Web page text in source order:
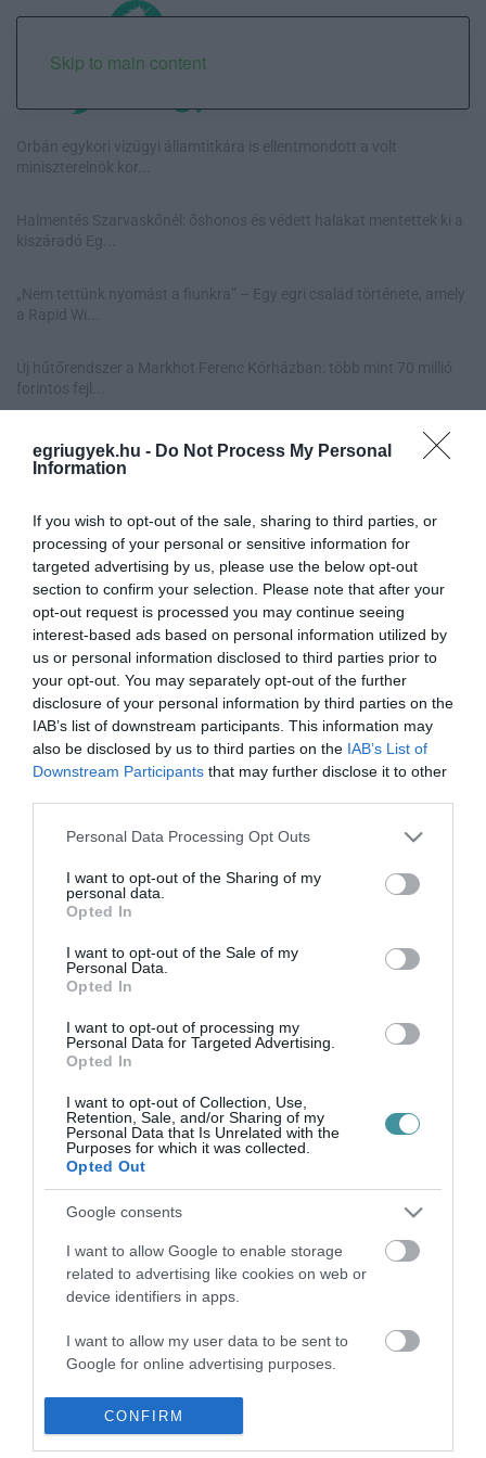
egriugyek.hu - Do Not Process My Personal
Information
If you wish to opt-out of the sale, sharing to third parties, or
processing of your personal or sensitive information for
targeted advertising by us, please use the below opt-out
section to confirm your selection. Please note that after your
opt-out request is processed you may continue seeing
interest-based ads based on personal information utilized by
us or personal information disclosed to third parties prior to
your opt-out. You may separately opt-out of the further
disclosure of your personal information by third parties on the
IAB’s list of downstream participants. This information may
also be disclosed by us to third parties on the IAB’s List of
Downstream Participants that may further disclose it to other
Please note that this website/app uses one or more Google
not limited to your visit or usage behaviour. You may click to
grant or deny consent to Google and its third-party tags to
use your data for below specified purposes in below Google
consent section.
Personal Data Processing Opt Outs
I want to opt-out of the Sharing of my
personal data.
Opted In
I want to opt-out of the Sale of my
Personal Data.
Opted In
I want to opt-out of processing my
Personal Data for Targeted Advertising.
Opted In
I want to opt-out of Collection, Use,
Retention, Sale, and/or Sharing of my
Personal Data that Is Unrelated with the
Purposes for which it was collected.
Opted Out
Google consents
I want to allow Google to enable storage
related to advertising like cookies on web or
device identifiers in apps.
I want to allow my user data to be sent to
Google for online advertising purposes.
I want to allow Google to send me
personalized advertising.
CONFIRM
Skip to main content
Orbán egykori vízügyi államtitkára is ellentmondott a volt
miniszterelnök kor...
Halmentés Szarvaskőnél: őshonos és védett halakat mentettek ki a
kiszáradó Eg...
„Nem tettünk nyomást a fiunkra” – Egy egri család története, amely
a Rapid Wi...
Új hűtőrendszer a Markhot Ferenc Kórházban: több mint 70 millió
forintos fejl...
autóút
MUTYIGYANÚ: MÁR AZ IDÉN ODAADHATJA A MAGYAR UTAKAT
EGY ÁLTALA KIVÁLASZTOTT CÉGNEK A KORMÁNY, RÖGTÖN 35
ÉVRE
2021. június 19| Mindenki ügye
A HVG azt írja, hogy Rogán Antal tájékoztatása szerint a teljes
gyorsforgalmi úthálózat koncesszióba adását célzó kétfordulós
közbeszerzést várhatóan még idén lezárják, sőt: még idén sor
kerülhe...
HÁTTÉRSZÁMAIT
koncesszióba adnák a sztrádákat – írja a Népszava. Ahogy azt mi
is megírtuk, a magyar kormány koncessziós eljárásban 35 évre
átadná a ...
A KORMÁNYPÁRTIAK DÖNTŐ TÖBBSÉGE SEM TÁMOGATJA A
SZTRÁDAKONCESSZIÓT
A kormánypártiak és az ellenzékiek körében is egyaránt nagyon
magas az elutasítottsága annak a kormányzati tervnek, hogy 35
Publicus I...
MÉSZÁROS LŐRINC VEJE ÉPÍTHETI MEG A M80-AS
2022. január 21
Mindenki ügye
A Mészáros Lőrinc vejének érdekeltségébe tartozó Homlok Építő
Zrt. építheti meg az M80-as autóút mérnökségi telepét. A
beruházó Nemzeti Infrastruktúra Fejlesztő Zrt. (NIF) kiírása
szerint a tel...